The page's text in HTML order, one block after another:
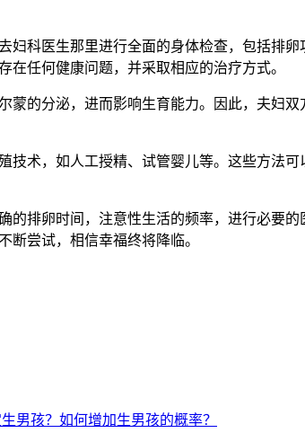
医生那里进行全面的身体检查，包括排卵
任何健康问题，并采取相应的治疗方式。
分泌，进而影响生育能力。因此，夫妇双
，如人工授精、试管婴儿等。这些方法可
卵时间，注意性生活的频率，进行必要的
断尝试，相信幸福终将降临。
男孩？如何增加生男孩的概率？